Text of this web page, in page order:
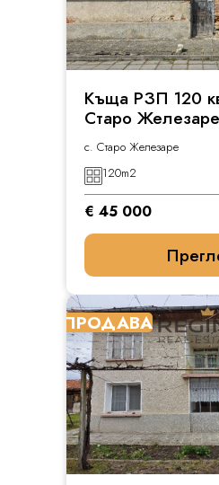
Къща РЗП 120
Старо Железаре
с. Старо Железаре
120m2
€ 45 000
ПРОДАВА